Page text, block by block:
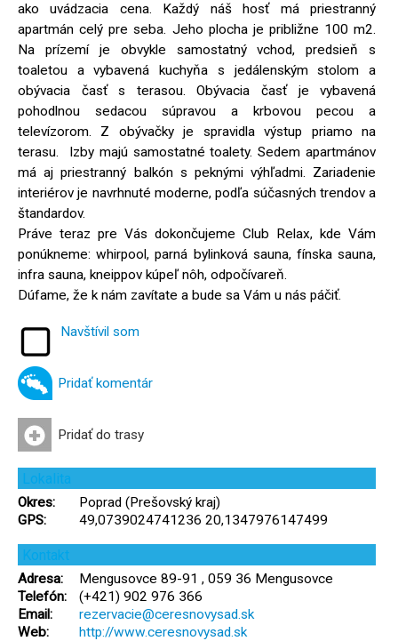
ako uvádzacia cena. Každý náš hosť má priestranný
apartmán celý pre seba. Jeho plocha je približne 100 m2.
Na prízemí je obvykle samostatný vchod, predsieň s
toaletou a vybavená kuchyňa s jedálenským stolom a
obývacia časť s terasou. Obývacia časť je vybavená
pohodlnou sedacou súpravou a krbovou pecou a
televízorom. Z obývačky je spravidla výstup priamo na
terasu. Izby majú samostatné toalety. Sedem apartmánov
má aj priestranný balkón s peknými výhľadmi. Zariadenie
interiérov je navrhnuté moderne, podľa súčasných trendov a
štandardov.
Práve teraz pre Vás dokončujeme Club Relax, kde Vám
ponúkneme: whirpool, parná bylinková sauna, fínska sauna,
infra sauna, kneippov kúpeľ nôh, odpočívareň.
Dúfame, že k nám zavítate a bude sa Vám u nás páčiť.
Navštívil som
Pridať komentár
Pridať do trasy
Lokalita
Okres:
Poprad (Prešovský kraj)
GPS:
49,0739024741236 20,1347976147499
Kontakt
Adresa:
Mengusovce 89-91 , 059 36 Mengusovce
Telefón:
(+421) 902 976 366
Email:
rezervacie@ceresnovysad.sk
Web:
http://www.ceresnovysad.sk